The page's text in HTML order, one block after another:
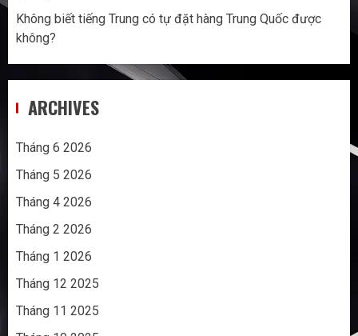
Không biết tiếng Trung có tự đặt hàng Trung Quốc được
không?
ARCHIVES
Tháng 6 2026
Tháng 5 2026
Tháng 4 2026
Tháng 2 2026
Tháng 1 2026
Tháng 12 2025
Tháng 11 2025